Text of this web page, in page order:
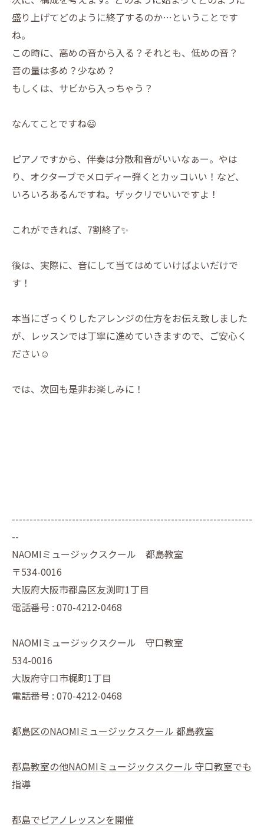
盛り上げてどのように終了するのか…ということです
ね。
この時に、高めの音から入る？それとも、低めの音？
音の量は多め？少なめ？
もしくは、サビから入っちゃう？
なんてことですね😃
ピアノですから、伴奏は分散和音がいいなぁー。やは
り、オクターブでメロディー弾くとカッコいい！など、
いろいろあるんですね。ザックリでいいですよ！
これができれば、7割終了✨
後は、実際に、音にして当てはめていけばよいだけで
す！
本当にざっくりしたアレンジの仕方をお伝え致しました
が、レッスンでは丁寧に進めていきますので、ご安心く
ださい☺️
では、次回も是非お楽しみに！
--------------------------------------------------------------------
--
NAOMIミュージックスクール 都島教室
〒534-0016
大阪府大阪市都島区友渕町1丁目
電話番号 : 070-4212-0468
NAOMIミュージックスクール 守口教室
534-0016
大阪府守口市梶町1丁目
電話番号 : 070-4212-0468
都島区のNAOMIミュージックスクール 都島教室
都島教室の他NAOMIミュージックスクール 守口教室でも
指導
都島でピアノレッスンを開催